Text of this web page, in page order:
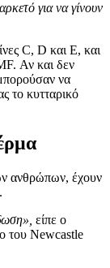
για να γίνουν
C, D και E, και
Αν και δεν
να
το κυτταρικό
ανθρώπων, έχουν
είπε ο
του Newcastle